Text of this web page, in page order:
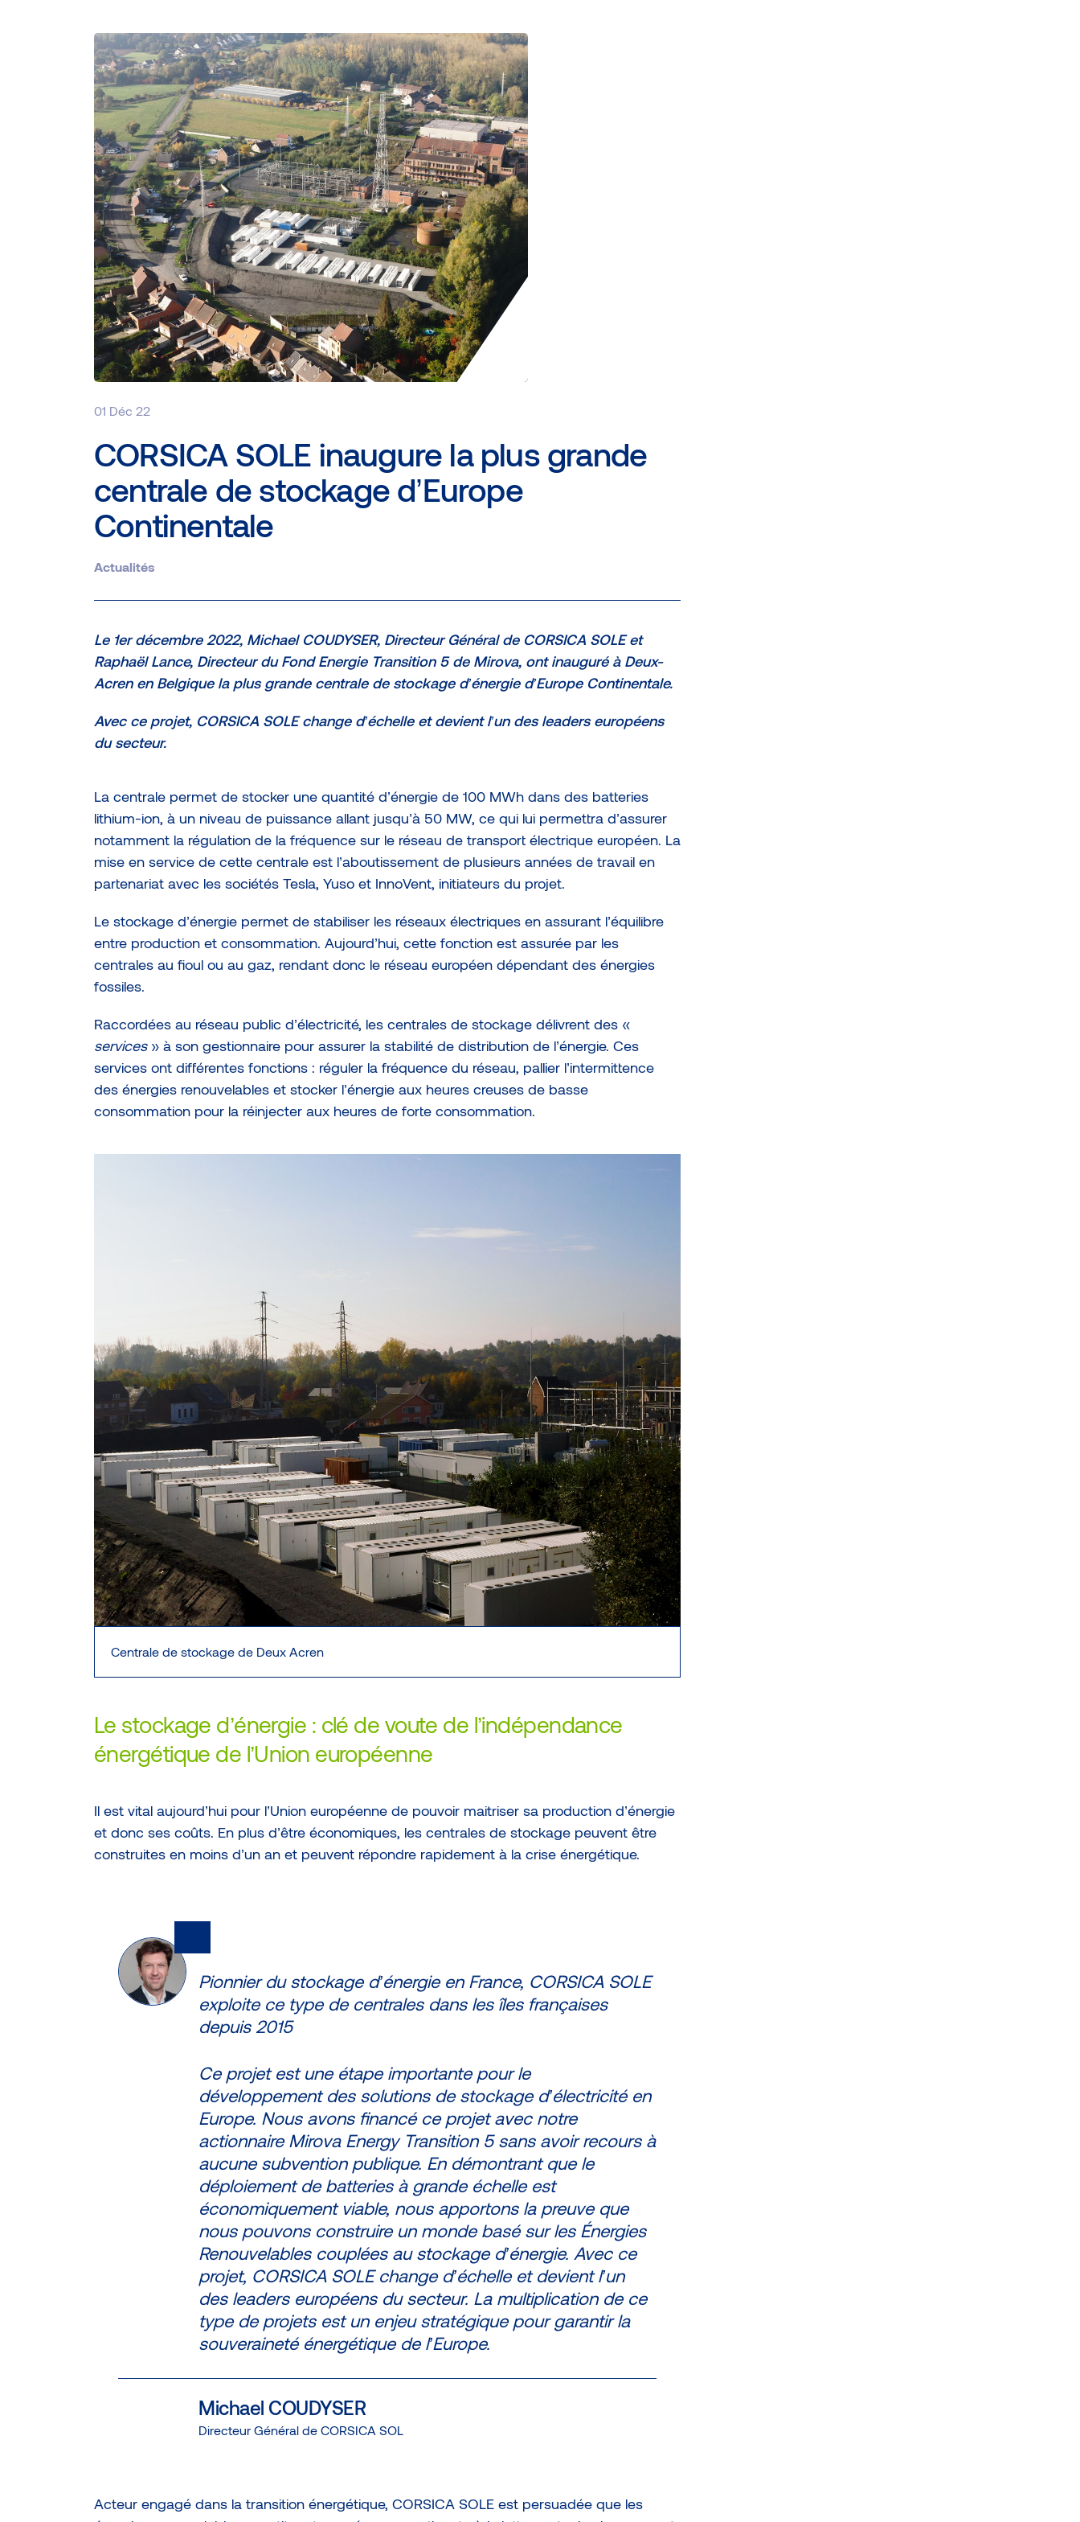
01 Déc 22
CORSICA SOLE inaugure la plus grande
centrale de stockage d’Europe
Continentale
Actualités
Le 1er décembre 2022, Michael COUDYSER, Directeur Général de CORSICA SOLE et
Raphaël Lance, Directeur du Fond Energie Transition 5 de Mirova, ont inauguré à Deux-
Acren en Belgique la plus grande centrale de stockage d’énergie d’Europe Continentale.
Avec ce projet, CORSICA SOLE change d’échelle et devient l’un des leaders européens
du secteur.
La centrale permet de stocker une quantité d’énergie de 100 MWh dans des batteries
lithium-ion, à un niveau de puissance allant jusqu’à 50 MW, ce qui lui permettra d’assurer
notamment la régulation de la fréquence sur le réseau de transport électrique européen. La
mise en service de cette centrale est l’aboutissement de plusieurs années de travail en
partenariat avec les sociétés Tesla, Yuso et InnoVent, initiateurs du projet.
Le stockage d’énergie permet de stabiliser les réseaux électriques en assurant l’équilibre
entre production et consommation. Aujourd’hui, cette fonction est assurée par les
centrales au fioul ou au gaz, rendant donc le réseau européen dépendant des énergies
fossiles.
Raccordées au réseau public d’électricité, les centrales de stockage délivrent des «
services» à son gestionnaire pour assurer la stabilité de distribution de l’énergie. Ces
services ont différentes fonctions : réguler la fréquence du réseau, pallier l’intermittence
des énergies renouvelables et stocker l’énergie aux heures creuses de basse
consommation pour la réinjecter aux heures de forte consommation.
Centrale de stockage de Deux Acren
Le stockage d’énergie : clé de voute de l’indépendance
énergétique de l’Union européenne
Il est vital aujourd’hui pour l’Union européenne de pouvoir maitriser sa production d’énergie
et donc ses coûts. En plus d’être économiques, les centrales de stockage peuvent être
construites en moins d’un an et peuvent répondre rapidement à la crise énergétique.
Pionnier du stockage d’énergie en France, CORSICA SOLE
exploite ce type de centrales dans les îles françaises
depuis 2015
Ce projet est une étape importante pour le
développement des solutions de stockage d’électricité en
Europe. Nous avons financé ce projet avec notre
actionnaire Mirova Energy Transition 5 sans avoir recours à
aucune subvention publique. En démontrant que le
déploiement de batteries à grande échelle est
économiquement viable, nous apportons la preuve que
nous pouvons construire un monde basé sur les Énergies
Renouvelables couplées au stockage d’énergie. Avec ce
projet, CORSICA SOLE change d’échelle et devient l’un
des leaders européens du secteur. La multiplication de ce
type de projets est un enjeu stratégique pour garantir la
souveraineté énergétique de l’Europe.
Michael COUDYSER
Directeur Général de CORSICA SOL
Acteur engagé dans la transition énergétique, CORSICA SOLE est persuadée que les